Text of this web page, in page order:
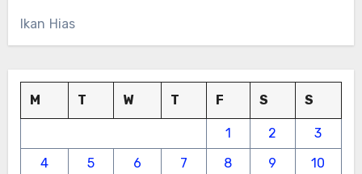
Ikan Hias
M T W T F S S
1 2
3
4
5 6 7 8 9
10